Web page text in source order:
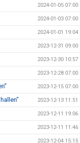
2024-01-05 07:00
2024-01-03 07:00
2024-01-01 19:04
2023-12-31 09:00
2023-12-30 10:57
2023-12-28 07:00
2023-12-15 07:00
2023-12-13 11:51
2023-12-11 19:06
2023-12-11 11:46
2023-12-04 15:15